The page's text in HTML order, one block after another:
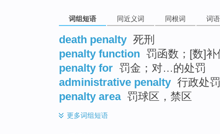
词组短语 同近义词 同根词 词
death penalty 死刑
penalty function 罚函数；[数]补
penalty for 罚金；对…的处罚
administrative penalty 行政处罚
penalty area 罚球区，禁区
更多词组短语